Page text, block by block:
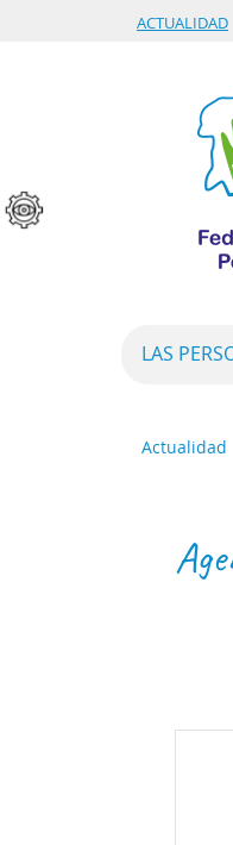
LAS
ACTUALIDAD
Actualidad